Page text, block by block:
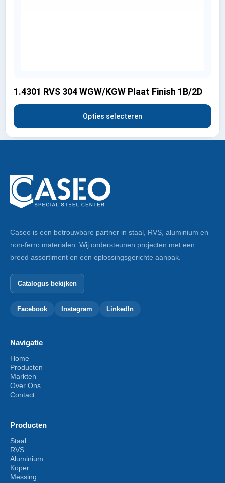
1.4301 RVS 304 WGW/KGW Plaat Finish 1B/2D
Opties selecteren
Caseo is een betrouwbare partner in staal, RVS, aluminium en
non-ferro materialen. Wij ondersteunen projecten met een
breed assortiment en een oplossingsgerichte aanpak.
Catalogus bekijken
Facebook Instagram LinkedIn
Navigatie
Home
Producten
Markten
Over Ons
Contact
Producten
Staal
RVS
Aluminium
Koper
Messing